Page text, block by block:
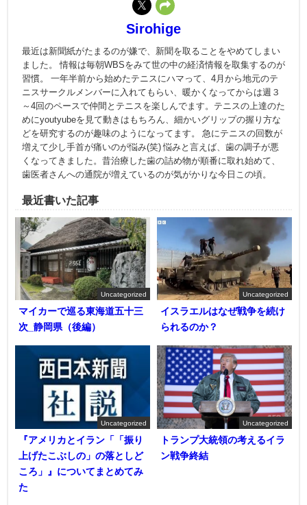
Sirohige
最近は新聞紙がたまるのが嫌で、新聞を取ることをやめてしまい
ました。 情報は毎朝WBSをみて世の中の経済情報を取集するのが
習慣。 一年半前から始めたテニスにハマって、4月から地元のテ
ニスサークルメンバーに入れてもらい、暖かくなってからは週３
～4回のペースで仲間とテニスを楽しんでます。テニスの上達のた
めにyoutyubeを見て動きはもちろん、細かいグリップの握り方な
どを研究するのが趣味のようになってます。 急にテニスの回数が
増えて少し手首が痛いのが悩み(笑) 悩みと言えば、歯の調子が悪
くなってきました。昔治療した歯の詰め物が順番に取れ始めて、
歯医者さんへの通院が増えているのが気がかりな今日この頃。
最近書いた記事
Uncategorized
マイカーで巡る東海道五十三
次_静岡県（後編）
Uncategorized
イスラエルはなぜ戦争を続け
られるのか？
Uncategorized
『アメリカとイラン「「振り
上げたこぶしの」の落としど
ころ」』についてまとめてみ
た
Uncategorized
トランプ大統領の考えるイラ
ン戦争終結